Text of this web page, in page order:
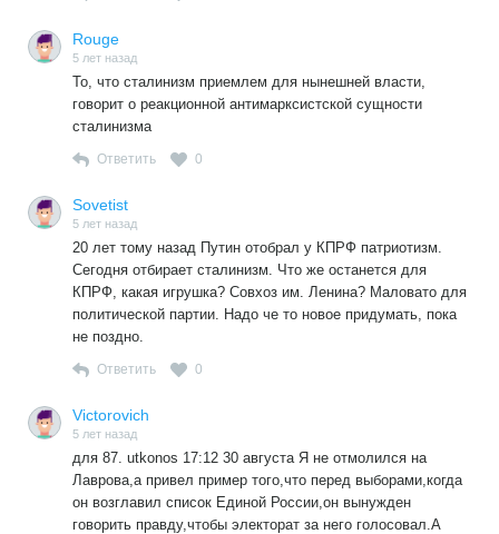
Rouge
5 лет назад
То, что сталинизм приемлем для нынешней власти,
говорит о реакционной антимарксистской сущности
сталинизма
Ответить 0
Sovetist
5 лет назад
20 лет тому назад Путин отобрал у КПРФ патриотизм.
Сегодня отбирает сталинизм. Что же останется для
КПРФ, какая игрушка? Совхоз им. Ленина? Маловато для
политической партии. Надо че то новое придумать, пока
не поздно.
Ответить 0
Victorovich
5 лет назад
для 87. utkonos 17:12 30 августа Я не отмолился на
Лаврова,а привел пример того,что перед выборами,когда
он возглавил список Единой России,он вынужден
говорить правду,чтобы электорат за него голосовал.А